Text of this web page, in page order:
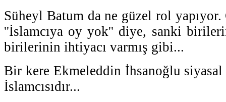
Süheyl Batum da ne güzel rol
''İslamcıya oy yok'' diye, sanki
birilerinin ihtiyacı varmış gibi...
Bir kere Ekmeleddin İhsanoğlu
İslamcısıdır...